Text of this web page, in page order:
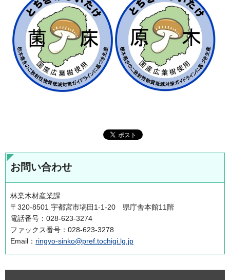
お問い合わせ
林業木材産業課
〒320-8501 宇都宮市塙田1-1-20 県庁舎本館11階
電話番号：028-623-3274
ファックス番号：028-623-3278
Email： ringyo-sinko@pref.tochigi.lg.jp